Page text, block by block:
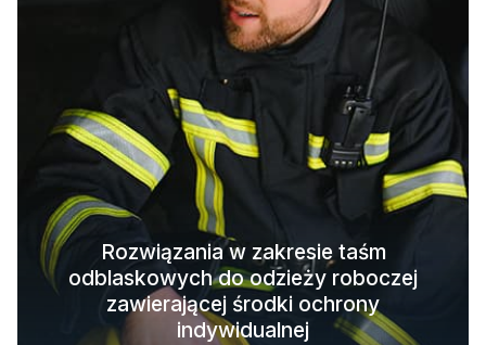
Rozwiązania w zakresie taśm
odblaskowych do odzieży roboczej
zawierającej środki ochrony
indywidualnej
Odblaskowe rozwiązania tekstylne
dla modnej odzieży outdoorowej
Świecące w ciemności rozwiązania
materiałowe do odzieży wierzchniej
Rozwiązania w zakresie odzieży
ochronnej dla całego łańcucha
branżowego